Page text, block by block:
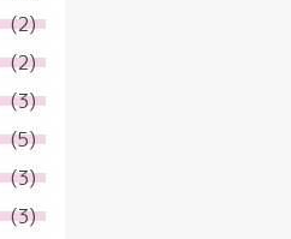
(2)
(2)
(3)
(5)
(3)
(3)